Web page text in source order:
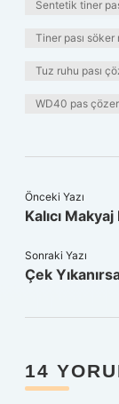
Sentetik tiner
Tiner pası söker
Tuz ruhu pası
WD40 pas
Önceki Yazı
Kalıcı
Sonraki Yazı
Çek
14